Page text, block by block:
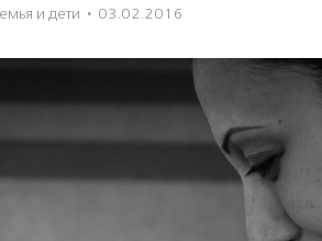
и дети · 03.02.2016